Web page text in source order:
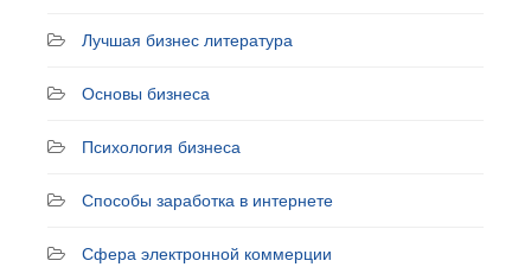
Лучшая бизнес литература
Основы бизнеса
Психология бизнеса
Способы заработка в интернете
Сфера электронной коммерции